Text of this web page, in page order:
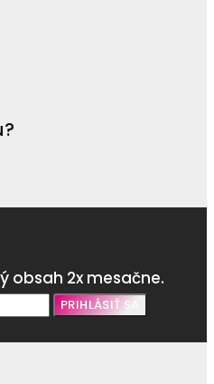
obsah 2x mesačne.